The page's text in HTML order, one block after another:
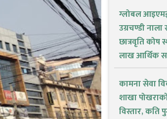
ग्लोबल
उग्रचण्डी
छात्रवृति कोष
लाख आर्थिक
कामना सेवा
शाखा
विस्तार, कति